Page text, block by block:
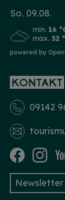
So. 09.08.
min. 16
max. 32
powered by
KONTAKT
09142
Newsletter